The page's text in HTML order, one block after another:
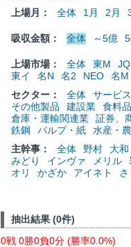
上場月：
全体 1月 2月
吸収金額： 全体 ～5億
上場市場： 全体 東M JQ
東イ
名N 名2 NEO 名M
セクター：
全体 サービ
その他製品
建設業 食料品
倉庫・運輸関連業
証券、
鉄鋼
パルプ・紙 水産・
主幹事：
全体 野村 大和
みどり
インヴァ メリル
オリ
かざか アイネト
抽出結果 (0件)
0戦 0勝0負0分 (勝率0.0%)